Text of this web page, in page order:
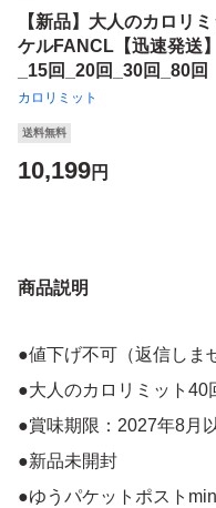
【新品】大人のカロリ
ケルFANCL【迅速発送
_15回_20回_30回_80回
カロリミット
送料無料
10,199円
商品説明
●値下げ不可（返信しま
●大人のカロリミット40
●賞味期限：2027年8月
●新品未開封
●ゆうパケットポスト